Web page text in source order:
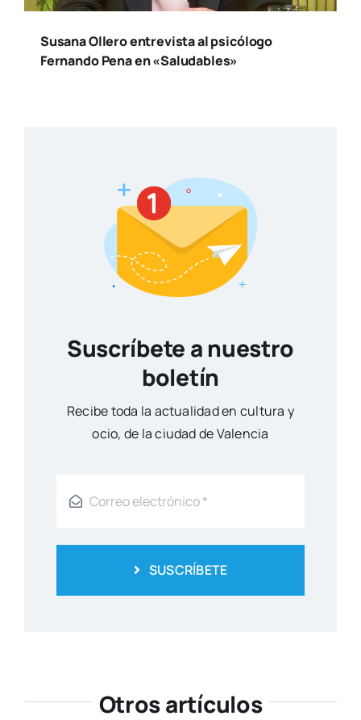
Susana Ollero entrevista al psicólogo
Fernando Pena en «Saludables»
Suscríbete a nuestro
boletín
Reci­be toda la actua­li­dad en cul­tu­ra y
ocio, de la ciu­dad de Valen­cia
SUSCRÍBETE
Otros artículos